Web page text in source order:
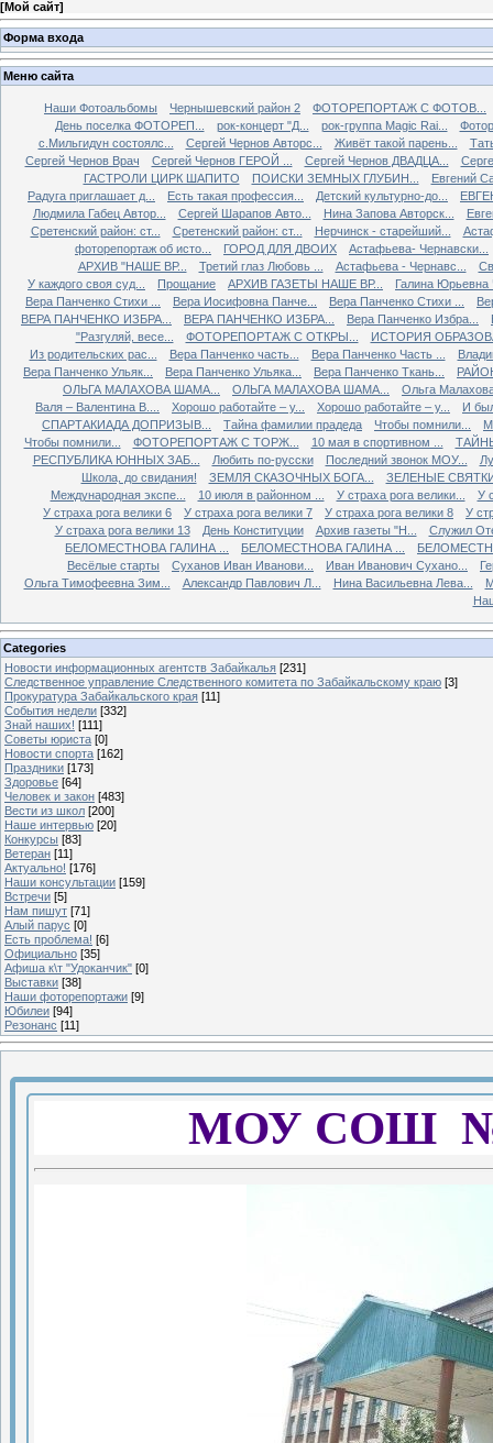
[Мой сайт]
Форма входа
Меню сайта
Наши Фотоальбомы Чернышевский район 2
ФОТОРЕПОРТАЖ С ФОТОВ...
День поселка ФОТОРЕП...
рок-концерт "Д... рок-группа Magiс Rai...
с.Мильгидун состоялс...
Сергей Чернов Авторс... Живёт такой парень...
Сергей Чернов Врач
Сергей Чернов ГЕРОЙ ... Сергей Чернов ДВАДЦА...
ГАСТРОЛИ ЦИРК ШАПИТО
ПОИСКИ ЗЕМНЫХ ГЛУБИН...
Евгений
Радуга приглашает д...
Есть такая профессия... Детский культурно-до...
Людмила Габец Автор...
Сергей Шарапов Авто... Нина Запова Авторск...
Сретенский район: ст...
Сретенский район: ст... Нерчинск - старейший...
фоторепортаж об исто...
ГОРОД ДЛЯ ДВОИХ
Астафьева- Чернавски...
АРХИВ "НАШЕ ВР...
Третий глаз Любовь ... Астафьева - Чернавс...
У каждого своя суд...
Прощание АРХИВ ГАЗЕТЫ НАШЕ ВР...
Галина Юрьевна
Вера Панченко Стихи ...
Вера Иосифовна Панче... Вера Панченко Стихи ...
ВЕРА ПАНЧЕНКО ИЗБРА...
ВЕРА ПАНЧЕНКО ИЗБРА... Вера Панченко Избра...
"Разгуляй, весе...
ФОТОРЕПОРТАЖ С ОТКРЫ...
ИСТОРИЯ
Из родительских рас...
Вера Панченко часть... Вера Панченко Часть ...
Вера Панченко Ульяк...
Вера Панченко Ульяка... Вера Панченко Ткань...
ОЛЬГА МАЛАХОВА ШАМА...
ОЛЬГА МАЛАХОВА ШАМА...
Ольга
Валя – Валентина В....
Хорошо работайте – у... Хорошо работайте – у...
И
СПАРТАКИАДА ДОПРИЗЫВ...
Тайна фамилии прадеда Чтобы помнили...
Чтобы помнили...
ФОТОРЕПОРТАЖ С ТОРЖ... 10 мая в спортивном ...
РЕСПУБЛИКА ЮННЫХ ЗАБ...
Любить по-русски Последний звонок МОУ...
Школа, до свидания!
ЗЕМЛЯ СКАЗОЧНЫХ БОГА...
ЗЕЛЕНЫЕ
Международная экспе...
10 июля в районном ... У страха рога велики...
У
У страха рога велики 6
У страха рога велики 7 У страха рога велики 8
У
У страха рога велики 13
День Конституции Архив газеты "Н...
Служил
БЕЛОМЕСТНОВА ГАЛИНА ...
БЕЛОМЕСТНОВА ГАЛИНА ...
Весёлые старты
Суханов Иван Иванови... Иван Иванович Сухано...
Ольга Тимофеевна Зим...
Александр Павлович Л... Нина Васильевна Лева...
Categories
Новости информационных агентств Забайкалья [231]
Следственное управление Следственного комитета по Забайкальскому краю [3]
Прокуратура Забайкальского края [11]
События недели [332]
Знай наших! [111]
Советы юриста [0]
Новости спорта [162]
Праздники [173]
Здоровье [64]
Человек и закон [483]
Вести из школ [200]
Наше интервью [20]
Конкурсы [83]
Ветеран [11]
Актуально! [176]
Наши консультации [159]
Встречи [5]
Нам пишут [71]
Алый парус [0]
Есть проблема! [6]
Официально [35]
Афиша к\т "Удоканчик" [0]
Выставки [38]
Наши фоторепортажи [9]
Юбилеи [94]
Резонанс [11]
МОУ СОШ №